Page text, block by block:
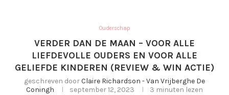
Ouderschap
VERDER DAN DE MAAN – VOOR ALLE
LIEFDEVOLLE OUDERS EN VOOR ALLE
GELIEFDE KINDEREN (REVIEW & WIN ACTIE)
geschreven doorClaire Richardson - Van Vrijberghe De
Coningh
september 12, 2023 3 minuten lezen